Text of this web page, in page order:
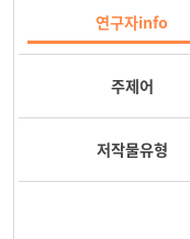
연구자info
주제어
저작물유형